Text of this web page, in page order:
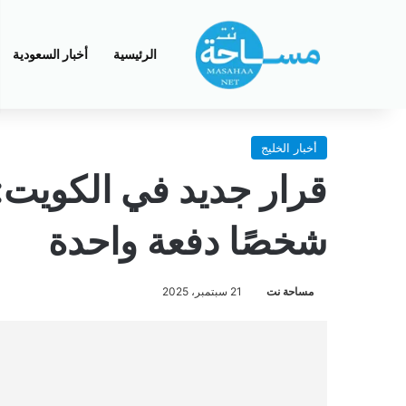
الرئيسية أخبار السعودية
أخبار الخليج
شخصًا دفعة واحدة
مساحة نت 21 سبتمبر، 2025